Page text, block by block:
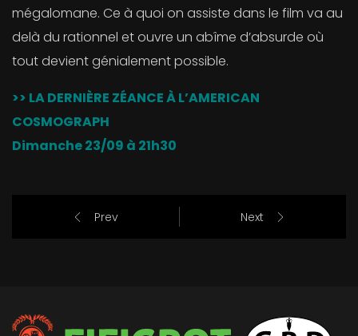
mégalomane. Ce à quoi on assiste dans le film va au
delà du rationnel et ouvre un abîme d’absurde où
tout devient génialement possible.
>> LA DERNIÈRE ZÉANCE À L’AMERICAN
COSMOGRAPH
Dimanche 23/09 à 21h30
Prev Next